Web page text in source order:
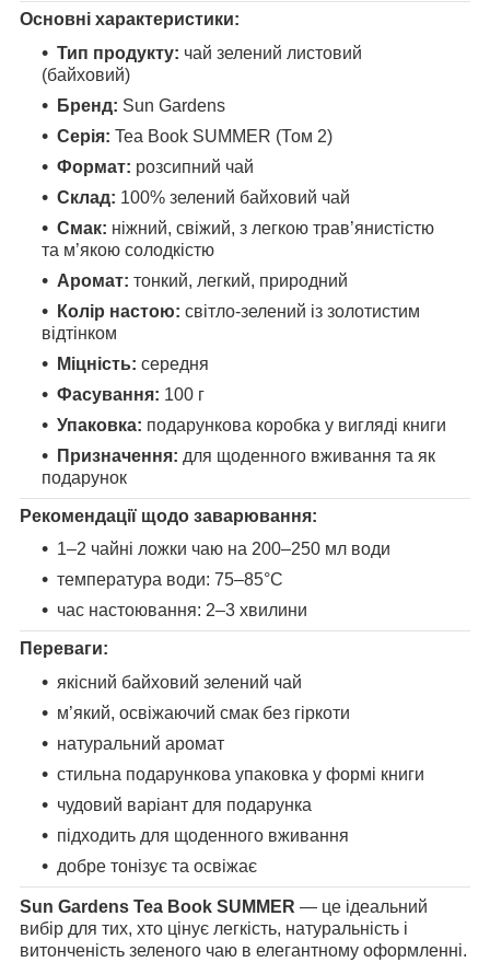
Основні характеристики:
Тип продукту: чай зелений листовий
(байховий)
Бренд: Sun Gardens
Серія: Tea Book SUMMER (Том 2)
Формат: розсипний чай
Склад: 100% зелений байховий чай
Смак: ніжний, свіжий, з легкою трав’янистістю
та м’якою солодкістю
Аромат: тонкий, легкий, природний
Колір настою: світло-зелений із золотистим
відтінком
Міцність: середня
Фасування: 100 г
Упаковка: подарункова коробка у вигляді книги
Призначення: для щоденного вживання та як
подарунок
Рекомендації щодо заварювання:
1–2 чайні ложки чаю на 200–250 мл води
температура води: 75–85°C
час настоювання: 2–3 хвилини
Переваги:
якісний байховий зелений чай
м’який, освіжаючий смак без гіркоти
натуральний аромат
стильна подарункова упаковка у формі книги
чудовий варіант для подарунка
підходить для щоденного вживання
добре тонізує та освіжає
Sun Gardens Tea Book SUMMER — це ідеальний
вибір для тих, хто цінує легкість, натуральність і
витонченість зеленого чаю в елегантному оформленні.